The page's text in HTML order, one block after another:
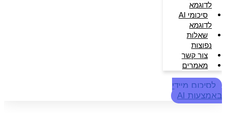
לדוגמא
סיכומי AI
לדוגמא
שאלות
נפוצות
צור קשר
מאמרים
לסיכום מיידי
באמצעות AI